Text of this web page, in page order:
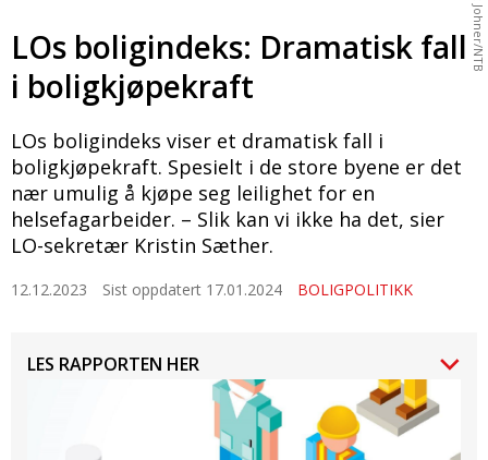
Foto: Johner/NTB
LOs boligindeks: Dramatisk fall
i boligkjøpekraft
LOs boligindeks viser et dramatisk fall i
boligkjøpekraft. Spesielt i de store byene er det
nær umulig å kjøpe seg leilighet for en
helsefagarbeider. – Slik kan vi ikke ha det, sier
LO-sekretær Kristin Sæther.
12.12.2023 Sist oppdatert 17.01.2024 BOLIGPOLITIKK
LES RAPPORTEN HER